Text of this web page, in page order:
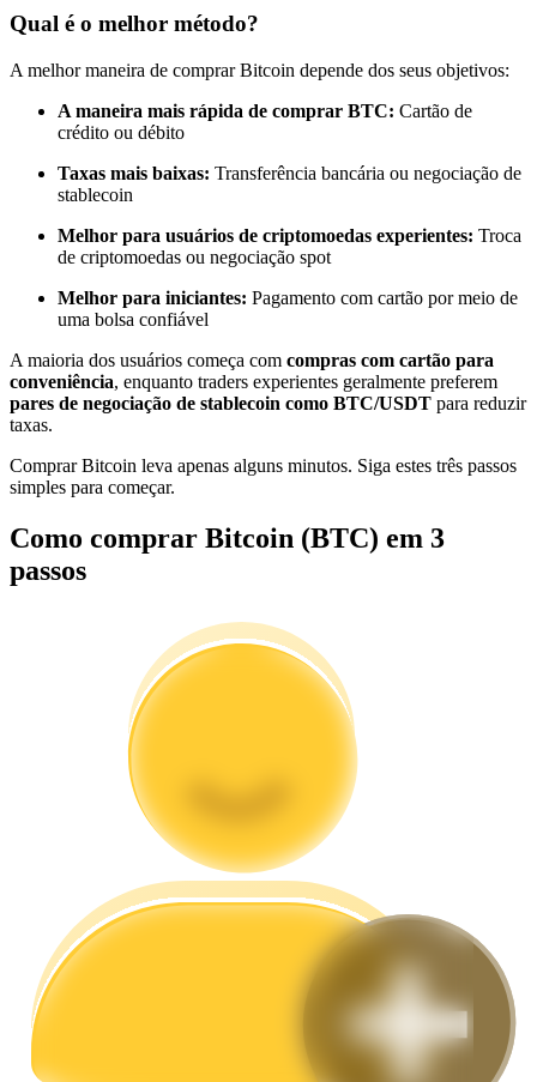
Torne-se um Trader de Cópias
Desfrute da partilha de lucros e comissões de copy trading
Informação
Guia para iniciantes em futuros
Estratégias de negociação
Qual é o melhor método?
A melhor maneira de comprar Bitcoin depende dos seus objetivos:
A maneira mais rápida de comprar BTC: Cartão de
crédito ou débito
Taxas mais baixas: Transferência bancária ou negociação de
stablecoin
Melhor para usuários de criptomoedas experientes: Troca
de criptomoedas ou negociação spot
Melhor para iniciantes: Pagamento com cartão por meio de
uma bolsa confiável
A maioria dos usuários começa com compras com cartão para
conveniência, enquanto traders experientes geralmente preferem
pares de negociação de stablecoin como BTC/USDT para reduzir
taxas.
Comprar Bitcoin leva apenas alguns minutos. Siga estes três passos
simples para começar.
Como comprar Bitcoin (BTC) em 3
passos